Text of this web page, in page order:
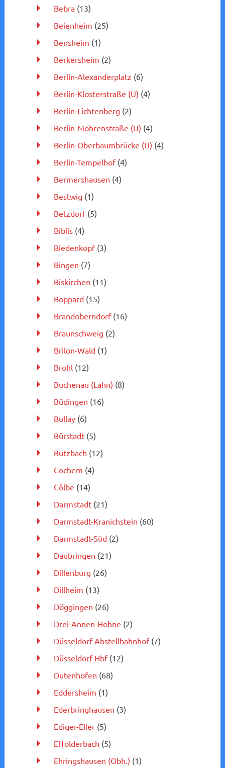
Bebra(13)
Beienheim (25)
Bensheim (1)
Berkersheim (2)
Berlin-Alexanderplatz (6)
Berlin-Klosterstraße (U) (4)
Berlin-Lichtenberg (2)
Berlin-Mohrenstraße (U) (4)
Berlin-Oberbaumbrücke (U) (4)
Berlin-Tempelhof(4)
Bermershausen (4)
Bestwig (1)
Betzdorf(5)
Biblis(4)
Biedenkopf(3)
Bingen (7)
Biskirchen (11)
Boppard(15)
Brandoberndorf(16)
Braunschweig (2)
Brilon-Wald(1)
Brohl(12)
Buchenau (Lahn) (8)
Büdingen (16)
Bullay(6)
Bürstadt(5)
Butzbach (12)
Cochem (4)
Cölbe (14)
Darmstadt(21)
Darmstadt-Kranichstein (60)
Darmstadt-Süd(2)
Daubringen (21)
Dillenburg (26)
Dillheim (13)
Döggingen (26)
Drei-Annen-Hohne (2)
Düsseldorf Abstellbahnhof(7)
Düsseldorf Hbf(12)
Dutenhofen (68)
Eddersheim (1)
Ederbringhausen (3)
Ediger-Eller(5)
Effolderbach (5)
Ehringshausen (Obh.) (1)